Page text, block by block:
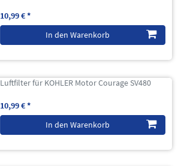
10,99 € *
In den Warenkorb
Luftfilter für KOHLER Motor Courage SV480
10,99 € *
In den Warenkorb